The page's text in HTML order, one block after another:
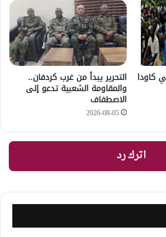
التحرير يبدأ من غرب كردفان..
والمقاومة الشعبية تدعو إلى
الاصطفاف
2026-08-05
اترك رد